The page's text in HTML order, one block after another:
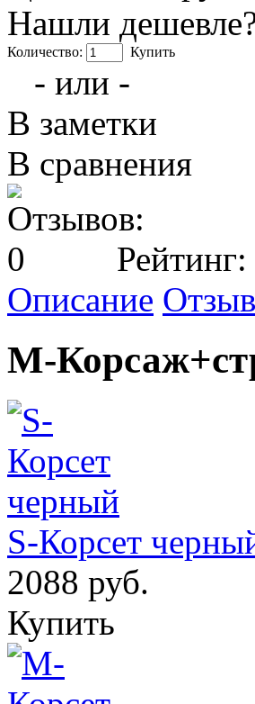
Нашли
Количество: Купить
- или -
В заметки
В сравнения
Рейтинг:
Описание
М-
S-Корсет
2088 руб.
Купить